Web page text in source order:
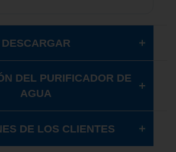
DESCARGAR
DEL PURIFICADOR DE
AGUA
DE LOS CLIENTES